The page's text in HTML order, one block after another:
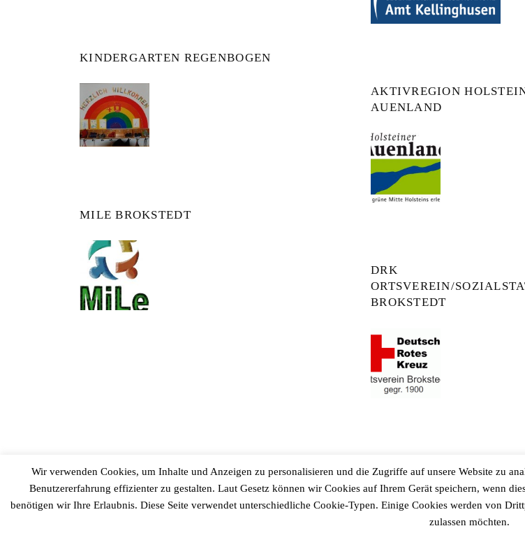
KINDERGARTEN REGENBOGEN
MILE BROKSTEDT
AKTIVREGION
AUENLAND
DRK
ORTSVEREIN/
BROKSTEDT
© 2026Gemeinde
Wir verwenden Cookies, um Inhalte und Anzeigen zu personalisieren und die Zugriffe auf unsere Website zu
Benutzererfahrung effizienter zu gestalten. Laut Gesetz können wir Cookies auf Ihrem Gerät speichern, wenn
benötigen wir Ihre Erlaubnis. Diese Seite verwendet unterschiedliche Cookie-Typen. Einige Cookies werden von
zulassen möchten.